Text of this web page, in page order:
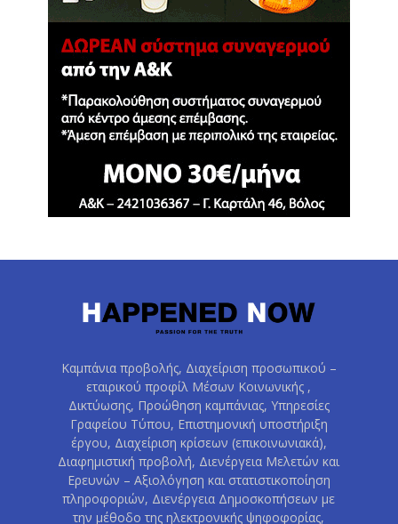
Καμπάνια προβολής, Διαχείριση προσωπικού –
εταιρικού προφίλ Μέσων Κοινωνικής ,
Δικτύωσης, Προώθηση καμπάνιας, Υπηρεσίες
Γραφείου Τύπου, Επιστημονική υποστήριξη
έργου, Διαχείριση κρίσεων (επικοινωνιακά),
Διαφημιστική προβολή, Διενέργεια Μελετών και
Ερευνών – Αξιολόγηση και στατιστικοποίηση
πληροφοριών, Διενέργεια Δημοσκοπήσεων με
την μέθοδο της ηλεκτρονικής ψηφοφορίας,